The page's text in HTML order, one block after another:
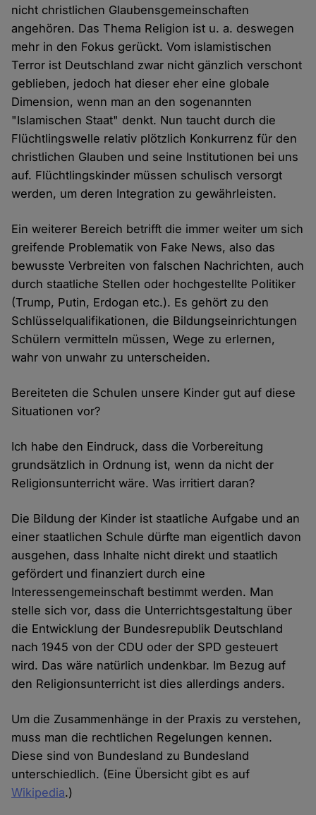
nicht christlichen Glaubensgemeinschaften
angehören. Das Thema Religion ist u. a. deswegen
mehr in den Fokus gerückt. Vom islamistischen
Terror ist Deutschland zwar nicht gänzlich verschont
geblieben, jedoch hat dieser eher eine globale
Dimension, wenn man an den sogenannten
"Islamischen Staat" denkt. Nun taucht durch die
Flüchtlingswelle relativ plötzlich Konkurrenz für den
christlichen Glauben und seine Institutionen bei uns
auf. Flüchtlingskinder müssen schulisch versorgt
werden, um deren Integration zu gewährleisten.
Ein weiterer Bereich betrifft die immer weiter um sich
greifende Problematik von Fake News, also das
bewusste Verbreiten von falschen Nachrichten, auch
durch staatliche Stellen oder hochgestellte Politiker
(Trump, Putin, Erdogan etc.). Es gehört zu den
Schlüsselqualifikationen, die Bildungseinrichtungen
Schülern vermitteln müssen, Wege zu erlernen,
wahr von unwahr zu unterscheiden.
Bereiteten die Schulen unsere Kinder gut auf diese
Situationen vor?
Ich habe den Eindruck, dass die Vorbereitung
grundsätzlich in Ordnung ist, wenn da nicht der
Religionsunterricht wäre. Was irritiert daran?
Die Bildung der Kinder ist staatliche Aufgabe und an
einer staatlichen Schule dürfte man eigentlich davon
ausgehen, dass Inhalte nicht direkt und staatlich
gefördert und finanziert durch eine
Interessengemeinschaft bestimmt werden. Man
stelle sich vor, dass die Unterrichtsgestaltung über
die Entwicklung der Bundesrepublik Deutschland
nach 1945 von der CDU oder der SPD gesteuert
wird. Das wäre natürlich undenkbar. Im Bezug auf
den Religionsunterricht ist dies allerdings anders.
Um die Zusammenhänge in der Praxis zu verstehen,
muss man die rechtlichen Regelungen kennen.
Diese sind von Bundesland zu Bundesland
unterschiedlich. (Eine Übersicht gibt es auf
Wikipedia.)